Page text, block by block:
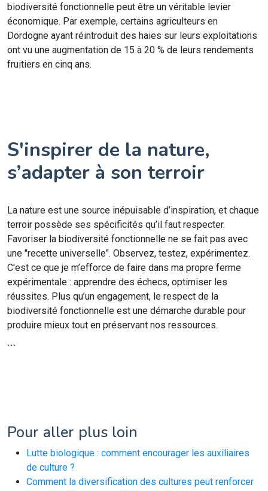
biodiversité fonctionnelle peut être un véritable levier
économique. Par exemple, certains agriculteurs en
Dordogne ayant réintroduit des haies sur leurs exploitations
ont vu une augmentation de 15 à 20 % de leurs rendements
fruitiers en cinq ans.
S'inspirer de la nature,
s’adapter à son terroir
La nature est une source inépuisable d’inspiration, et chaque
terroir possède ses spécificités qu’il faut respecter.
Favoriser la biodiversité fonctionnelle ne se fait pas avec
une "recette universelle". Observez, testez, expérimentez.
C'est ce que je m’efforce de faire dans ma propre ferme
expérimentale : apprendre des échecs, optimiser les
réussites. Plus qu’un engagement, le respect de la
biodiversité fonctionnelle est une démarche durable pour
produire mieux tout en préservant nos ressources.
```
Pour aller plus loin
Lutte biologique : comment encourager les auxiliaires
de culture ?
Comment la diversification des cultures peut renforcer